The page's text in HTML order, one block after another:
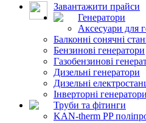
Завантажити прайси
Генератори
Аксесуари для
Балконні сонячні
Бензинові генератори
Газобензинові
Дизельні генератори
Дизельні
Інверторні генератори
Труби та фітинги
KAN-therm PP